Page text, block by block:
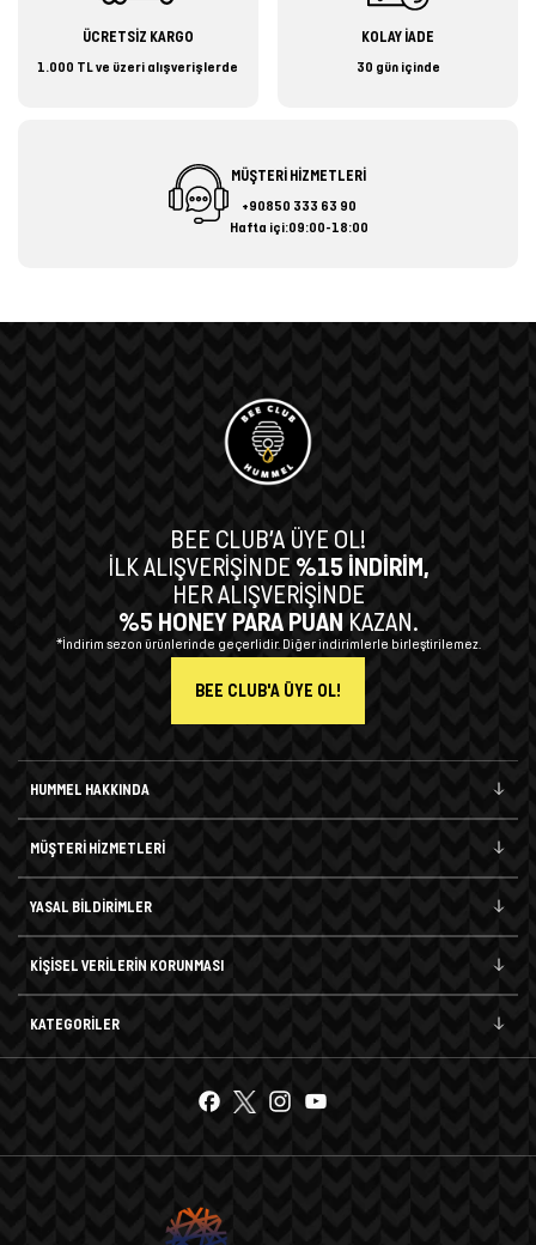
ÜCRETSİZ KARGO
1.000 TL ve üzeri alışverişlerde
KOLAY İADE
30 gün içinde
MÜŞTERİ HİZMETLERİ
+90850 333 63 90
Hafta içi:09:00-18:00
HUMMEL HAKKINDA
MÜŞTERİ HİZMETLERİ
YASAL BİLDİRİMLER
KİŞİSEL VERİLERİN KORUNMASI
KATEGORİLER
BEE CLUB’A ÜYE OL!
İLK ALIŞVERİŞİNDE %15 İNDİRİM,
HER ALIŞVERİŞİNDE
%5 HONEY PARA PUAN KAZAN.
*İndirim sezon ürünlerinde geçerlidir. Diğer indirimlerle birleştirilemez.
BEE CLUB'A ÜYE OL!